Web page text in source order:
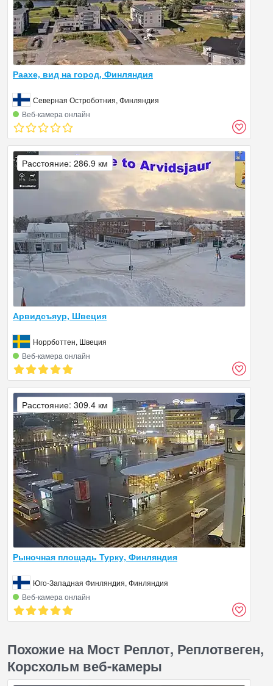
Раахе, вид на город, Финляндия
Северная Остроботния, Финляндия
Веб‑камера онлайн
Арвидсъяур, Швеция
Норрботтен, Швеция
Веб‑камера онлайн
Расстояние: 286.9 км
Рыночная площадь Турку, Финляндия
Юго-Западная Финляндия, Финляндия
Веб‑камера онлайн
Расстояние: 309.4 км
Похожие на Мост Реплот, Реплотвеген,
Корсхольм веб-камеры